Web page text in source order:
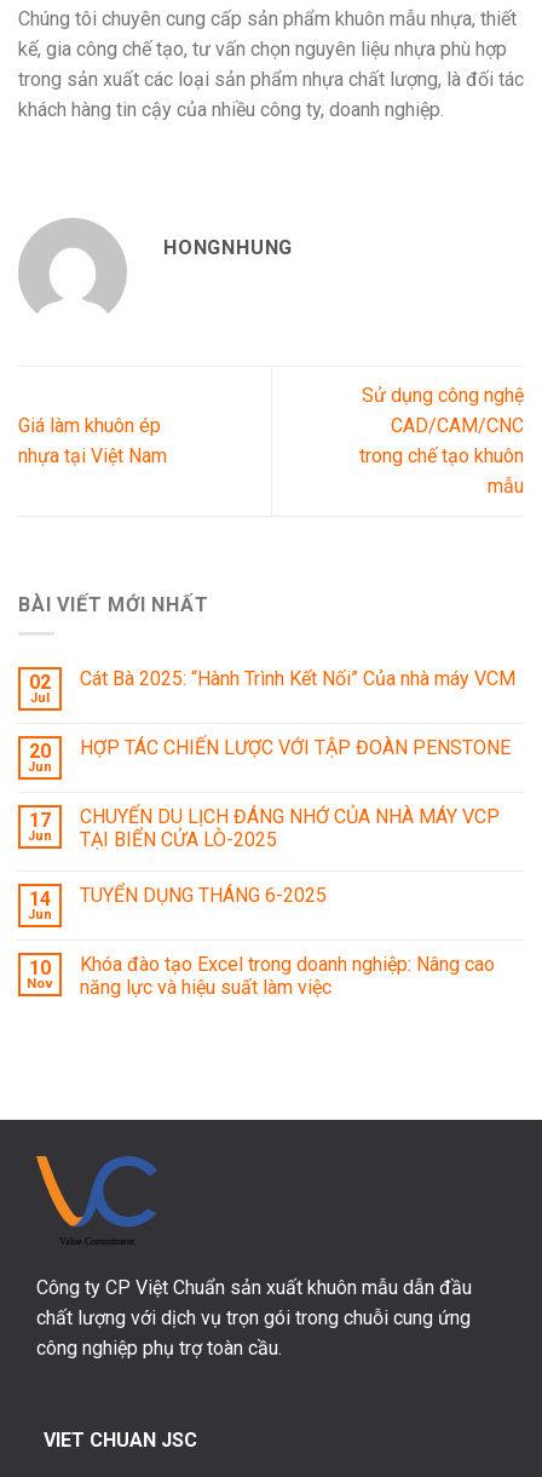
Chúng tôi chuyên cung cấp sản phẩm khuôn mẫu nhựa, thiết
kế, gia công chế tạo, tư vấn chọn nguyên liệu nhựa phù hợp
trong sản xuất các loại sản phẩm nhựa chất lượng, là đối tác
khách hàng tin cậy của nhiều công ty, doanh nghiệp.
HONGNHUNG
Giá làm khuôn ép
nhựa tại Việt Nam
Sử dụng công nghệ
CAD/CAM/CNC
trong chế tạo khuôn
mẫu
BÀI VIẾT MỚI NHẤT
02
Jul
Cát Bà 2025: “Hành Trình Kết Nối” Của nhà máy VCM
20
Jun
HỢP TÁC CHIẾN LƯỢC VỚI TẬP ĐOÀN PENSTONE
17
Jun
CHUYẾN DU LỊCH ĐÁNG NHỚ CỦA NHÀ MÁY VCP
TẠI BIỂN CỬA LÒ-2025
14
Jun
TUYỂN DỤNG THÁNG 6-2025
10
Nov
Khóa đào tạo Excel trong doanh nghiệp: Nâng cao
năng lực và hiệu suất làm việc
Công ty CP Việt Chuẩn sản xuất khuôn mẫu dẫn đầu
chất lượng với dịch vụ trọn gói trong chuỗi cung ứng
công nghiệp phụ trợ toàn cầu.
VIET CHUAN JSC